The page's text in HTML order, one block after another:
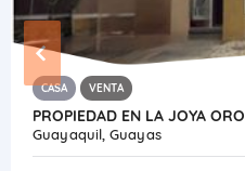
CASA VENTA
PROPIEDAD EN LA JOYA ORO
Guayaquil, Guayas